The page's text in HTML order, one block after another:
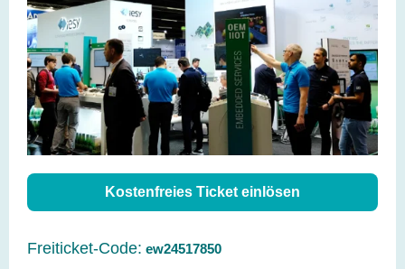
Kostenfreies Ticket einlösen
Freiticket-Code: ew24517850